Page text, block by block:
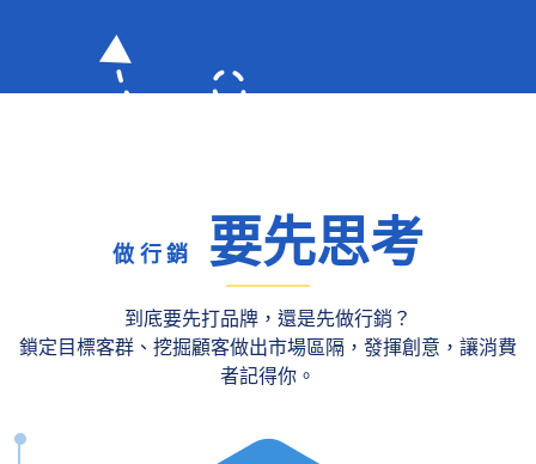
做行銷 要先思考
到底要先打品牌，還是先做行銷？
鎖定目標客群、挖掘顧客做出市場區隔，發揮創意，讓消費
者記得你。